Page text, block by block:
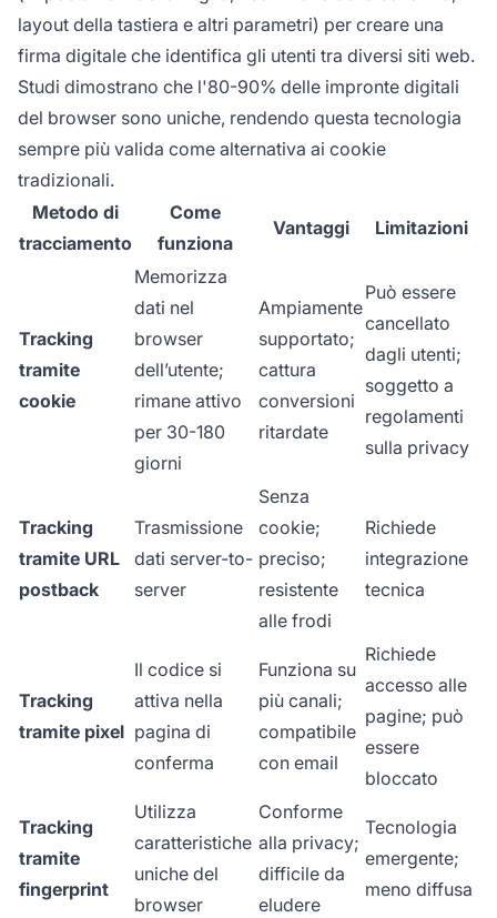
layout della tastiera e altri parametri) per creare una
firma digitale che identifica gli utenti tra diversi siti web.
Studi dimostrano che l'80-90% delle impronte digitali
del browser sono uniche, rendendo questa tecnologia
sempre più valida come alternativa ai cookie
tradizionali.
Metodo di
tracciamento
Come
funziona
Vantaggi Limitazioni
Tracking
tramite
cookie
Memorizza
dati nel
browser
dell’utente;
rimane attivo
per 30-180
giorni
Ampiamente
supportato;
cattura
conversioni
ritardate
Può essere
cancellato
dagli utenti;
soggetto a
regolamenti
sulla privacy
Tracking
tramite URL
postback
Trasmissione
dati server-to-
server
Senza
cookie;
preciso;
resistente
alle frodi
Richiede
integrazione
tecnica
Tracking
tramite pixel
Il codice si
attiva nella
pagina di
conferma
Funziona su
più canali;
compatibile
con email
Richiede
accesso alle
pagine; può
essere
bloccato
Tracking
tramite
fingerprint
Utilizza
caratteristiche
uniche del
browser
Conforme
alla privacy;
difficile da
eludere
Tecnologia
emergente;
meno diffusa